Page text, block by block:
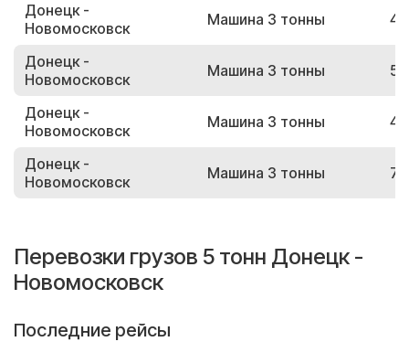
Донецк -
Новомосковск
Машина 3 тонны
Донецк -
Новомосковск
Машина 3 тонны
Донецк -
Новомосковск
Машина 3 тонны
Донецк -
Новомосковск
Машина 3 тонны
Перевозки грузов 5 тонн Донецк -
Новомосковск
Последние рейсы